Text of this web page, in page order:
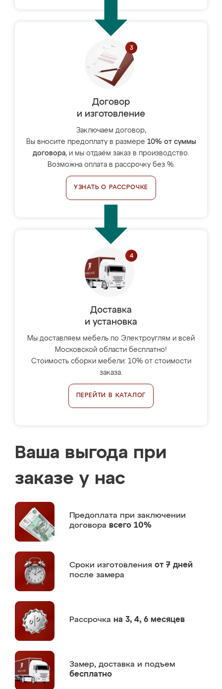
Договор
и изготовление
Заключаем договор,
Вы вносите предоплату в размере 10% от суммы
договора, и мы отдаём заказ в производство.
Возможна оплата в рассрочку без %.
УЗНАТЬ О РАССРОЧКЕ
Доставка
и установка
Мы доставляем мебель по Электроуглям и всей
Московской области бесплатно!
Стоимость сборки мебели: 10% от стоимости
заказа.
ПЕРЕЙТИ В КАТАЛОГ
Ваша выгода при
заказе у нас
Предоплата при заключении
договора всего 10%
Сроки изготовления от 7 дней
после замера
Рассрочка на 3, 4, 6 месяцев
Замер, доставка и подъем
бесплатно